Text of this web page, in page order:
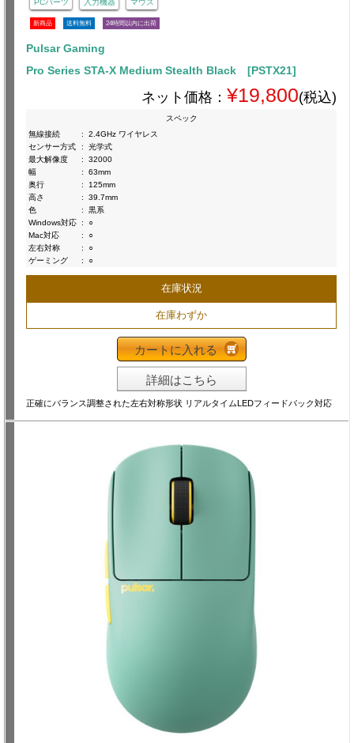
PCパーツ 入力機器 マウス
新商品 送料無料 24時間以内に出荷
Pulsar Gaming
Pro Series STA-X Medium Stealth Black [PSTX21]
ネット価格： ¥19,800(税込)
スペック
無線接続
:
2.4GHz ワイヤレス
センサー方式
:
光学式
最大解像度
:
32000
幅
:
63mm
奥行
:
125mm
高さ
:
39.7mm
色
:
黒系
Windows対応 :
○
Mac対応
:
○
左右対称
:
○
ゲーミング
: ○
在庫状況
在庫わずか
カートに入れる
詳細はこちら
正確にバランス調整された左右対称形状 リアルタイムLEDフィードバック対応